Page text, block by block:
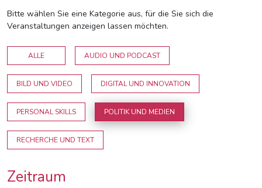
Bitte wählen Sie eine Kategorie aus, für die Sie sich die
Veranstaltungen anzeigen lassen möchten.
ALLE AUDIO UND PODCAST
BILD UND VIDEO DIGITAL UND INNOVATION
PERSONAL SKILLS POLITIK UND MEDIEN
RECHERCHE UND TEXT
Zeitraum